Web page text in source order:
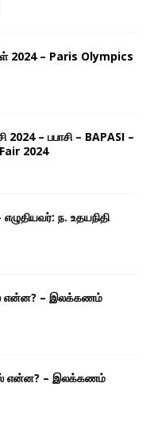
2024 – Paris Olympics
– பபாசி – BAPASI –
2024
ந. உதயநிதி
என்ன? – இலக்கணம்
என்ன? – இலக்கணம்